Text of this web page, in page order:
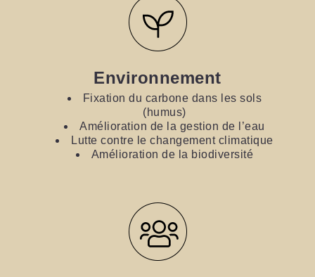
Environnement
Fixation du carbone dans les sols
(humus)
Amélioration de la gestion de l’eau
Lutte contre le changement climatique
Amélioration de la biodiversité